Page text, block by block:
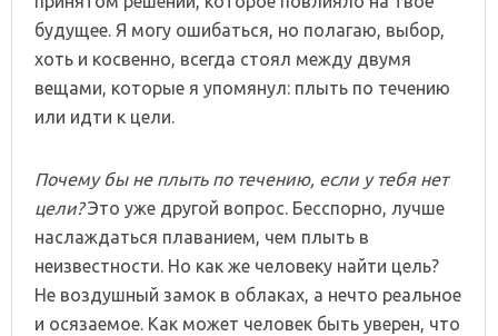
будущее. Я могу ошибаться, но полагаю, выбор,
хоть и косвенно, всегда стоял между двумя
вещами, которые я упомянул: плыть по течению
или идти к цели.
Почему бы не плыть по течению, если у тебя нет
цели?Это уже другой вопрос. Бесспорно, лучше
наслаждаться плаванием, чем плыть в
неизвестности. Но как же человеку найти цель?
Не воздушный замок в облаках, а нечто реальное
и осязаемое. Как может человек быть уверен, что